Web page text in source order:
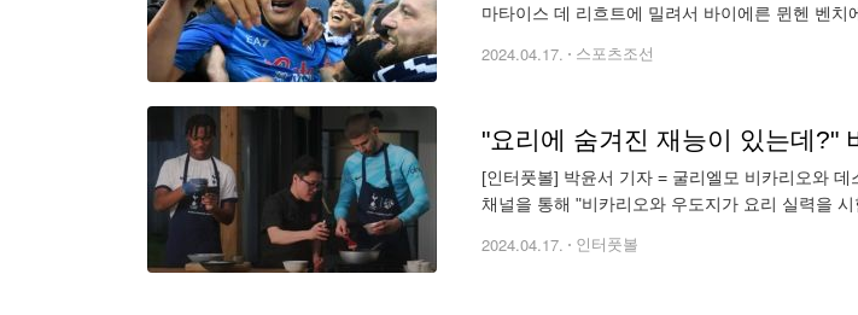
마타이스 데 리흐트에 밀려서 바이에른 뮌헨 벤
2024.04.17. 스포츠조선
"요리에 숨겨진 재능이 있는데?"
[인터풋볼] 박윤서 기자 = 굴리엘모 비카리오와
채널을 통해 "비카리오와 우도지가 요리 실력을
2024.04.17. 인터풋볼